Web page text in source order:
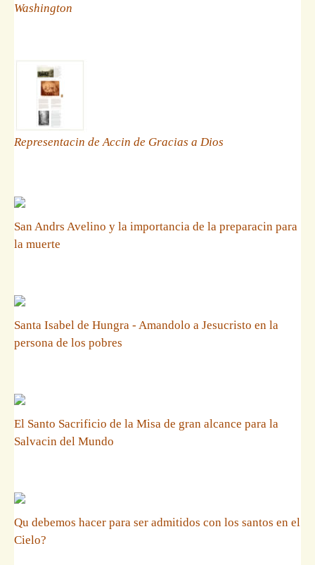
Washington
Representacin de Accin de Gracias a Dios
San Andrs Avelino y la importancia de la preparacin para
la muerte
Santa Isabel de Hungra - Amandolo a Jesucristo en la
persona de los pobres
El Santo Sacrificio de la Misa de gran alcance para la
Salvacin del Mundo
Qu debemos hacer para ser admitidos con los santos en el
Cielo?